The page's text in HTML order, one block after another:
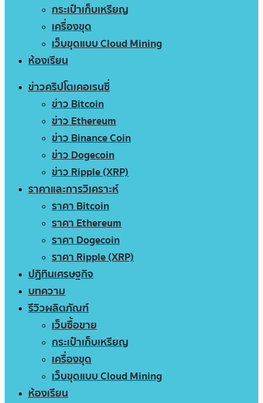
กระเป๋าเก็บเหรียญ
เครื่องขุด
เว็บขุดแบบ Cloud Mining
ห้องเรียน
ข่าวคริปโตเคอเรนซี่
ข่าว Bitcoin
ข่าว Ethereum
ข่าว Binance Coin
ข่าว Dogecoin
ข่าว Ripple (XRP)
ราคาและการวิเคราะห์
ราคา Bitcoin
ราคา Ethereum
ราคา Dogecoin
ราคา Ripple (XRP)
ปฏิทินเศรษฐกิจ
บทความ
รีวิวผลิตภัณฑ์
เว็บซื้อขาย
กระเป๋าเก็บเหรียญ
เครื่องขุด
เว็บขุดแบบ Cloud Mining
ห้องเรียน